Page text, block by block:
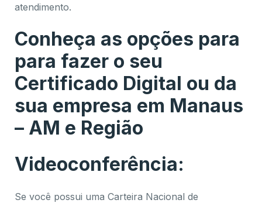
atendimento.
Conheça as opções para
para fazer o seu
Certificado Digital ou da
sua empresa em Manaus
– AM e Região
Videoconferência:
Se você possui uma Carteira Nacional de